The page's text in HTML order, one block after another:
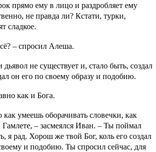
прямо ему в лицо и раздробляет ему
не правда ли? Кстати, турки,
сладкое.
– спросил Алеша.
не существует и, стало быть, создал
он его по своему образу и подобию.
как и Бога.
умеешь оборачивать словечки, как
– засмеялся Иван. – Ты поймал
я рад. Хорош же твой Бог, коль его создал
и подобию. Ты спросил сейчас, для